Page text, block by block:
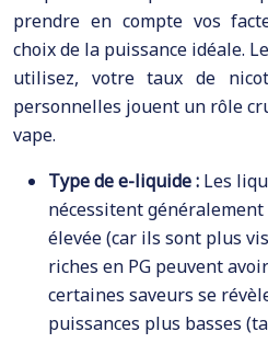
prendre en compte vos
choix de la puissance idéale.
utilisez, votre taux de
personnelles jouent un rôle
vape.
Type de e-liquide : Les
nécessitent
élevée (car ils sont plus
riches en PG peuvent
certaines saveurs se
puissances plus basses